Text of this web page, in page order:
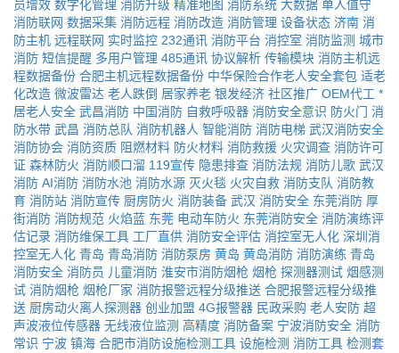
员增效 数字化管理 消防升级 精准地图 消防系统 大数据 单人值守
消防联网 数据采集 消防远程 消防改造 消防管理 设备状态 济南 消
防主机 远程联网 实时监控 232通讯 消防平台 消控室 消防监测 城市
消防 短信提醒 多用户管理 485通讯 协议解析 传输模块 消防主机远
程数据备份 合肥主机远程数据备份 中华保险合作老人安全套包 适老
化改造 微波雷达 老人跌倒 居家养老 银发经济 社区推广 OEM代工 *
居老人安全 武昌消防 中国消防 自救呼吸器 消防安全意识 防火门 消
防水带 武昌 消防总队 消防机器人 智能消防 消防电梯 武汉消防安全
消防协会 消防资质 阻燃材料 防火材料 消防救援 火灾调查 消防许可
证 森林防火 消防顺口溜 119宣传 隐患排查 消防法规 消防儿歌 武汉
消防 AI消防 消防水池 消防水源 灭火毯 火灾自救 消防支队 消防教
育 消防站 消防宣传 厨房防火 消防装备 武汉 消防安全 东莞消防 厚
街消防 消防规范 火焰蓝 东莞 电动车防火 东莞消防安全 消防演练评
估记录 消防维保工具 工厂直供 消防安全评估 消控室无人化 深圳消
控室无人化 青岛 青岛消防 消防泵房 黄岛 黄岛消防 消防演练 青岛
消防安全 消防员 儿童消防 淮安市消防烟枪 烟枪 探测器测试 烟感测
试 消防烟枪 烟枪厂家 消防报警远程分级推送 合肥报警远程分级推
送 厨房动火离人探测器 创业加盟 4G报警器 民政采购 老人安防 超
声波液位传感器 无线液位监测 高精度 消防备案 宁波消防安全 消防
常识 宁波 镇海 合肥市消防设施检测工具 设施检测 消防工具 检测套